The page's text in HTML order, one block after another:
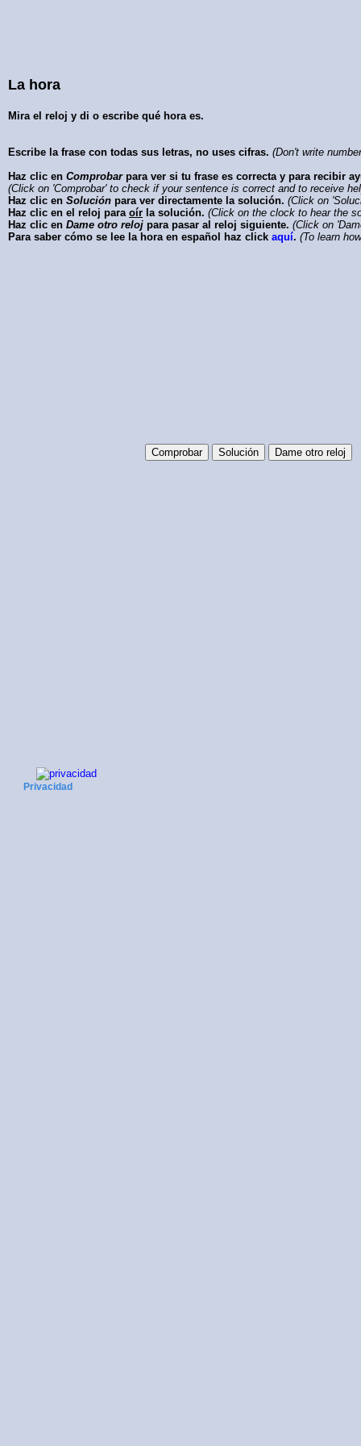
La hora
Mira el reloj y di o escribe qué hora es.
Escribe la frase con todas sus letras, no uses cifras. (Don't write
Haz clic en Comprobarpara ver si tu frase es correcta y para recibir
(Click on 'Comprobar' to check if your sentence is correct and to receive
Haz clic en Solución para ver directamente la solución. (Click on
Haz clic en el reloj para oír la solución. (Click on the clock to hear the
Haz clic en Dame otro reloj para pasar al reloj siguiente. (Click on
Para saber cómo se lee la hora en español haz click aquí. (To learn
Privacidad